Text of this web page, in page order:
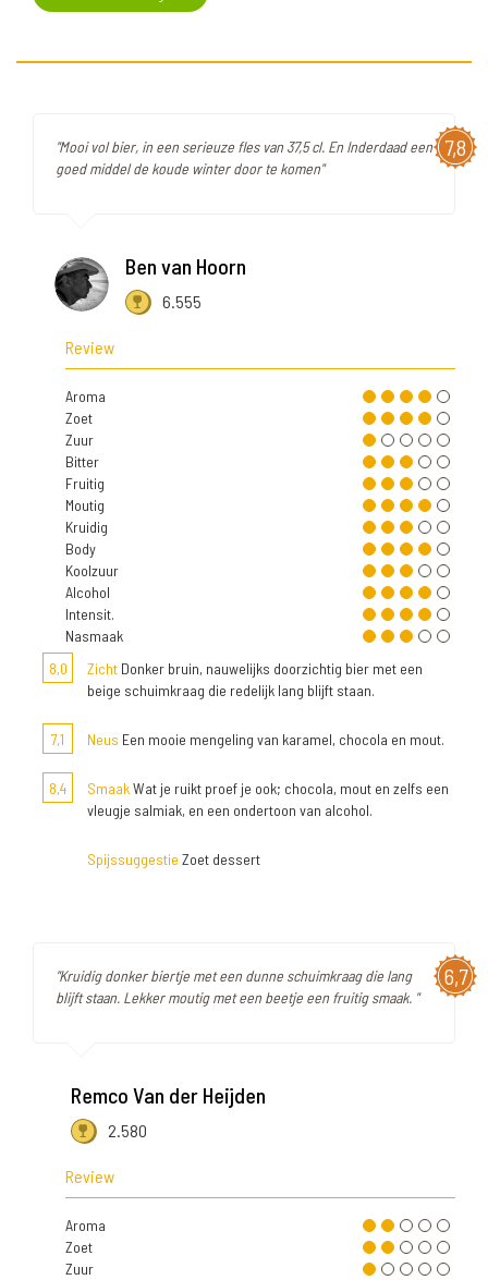
7,8
"Mooi vol bier, in een serieuze fles van 37,5 cl. En Inderdaad een
goed middel de koude winter door te komen"
Ben van Hoorn
6.555
Review
Aroma
Zoet
Zuur
Bitter
Fruitig
Moutig
Kruidig
Body
Koolzuur
Alcohol
Intensit.
Nasmaak
8,0
Zicht Donker bruin, nauwelijks doorzichtig bier met een
beige schuimkraag die redelijk lang blijft staan.
7,1 Neus Een mooie mengeling van karamel, chocola en mout.
8,4 SmaakWat je ruikt proef je ook; chocola, mout en zelfs een
vleugje salmiak, en een ondertoon van alcohol.
Spijssuggestie Zoet dessert
6,7
"Kruidig donker biertje met een dunne schuimkraag die lang
blijft staan. Lekker moutig met een beetje een fruitig smaak. "
Remco Van der Heijden
2.580
Review
Aroma
Zoet
Zuur